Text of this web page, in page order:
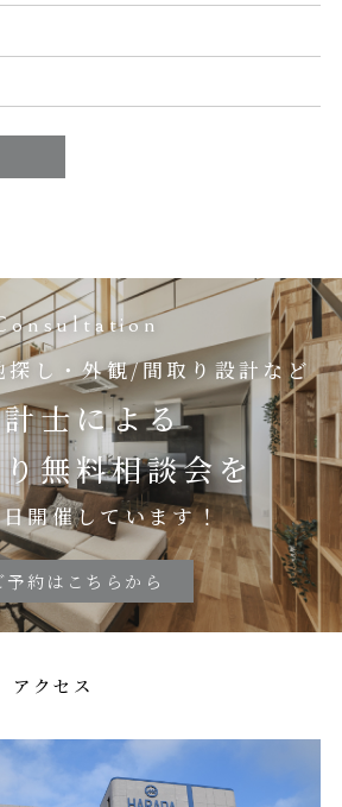
探し・外観/間取り設計など
士による
無料相談会を
開催しています！
予約はこちらから
アクセス